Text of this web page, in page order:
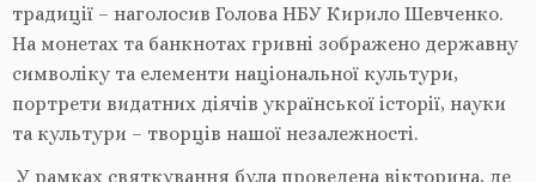
традиції – наголосив Голова НБУ Кирило Шевченко.
На монетах та банкнотах гривні зображено державну
символіку та елементи національної культури,
портрети видатних діячів української історії, науки
та культури – творців нашої незалежності.
У рамках святкування була проведена вікторина, де